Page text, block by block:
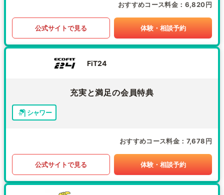
おすすめコース料金 6,820円
公式サイトで見る 体験・相談予約
FiT24
充実と満足の会員特典
シャワー
おすすめコース料金 7,678円
公式サイトで見る 体験・相談予約